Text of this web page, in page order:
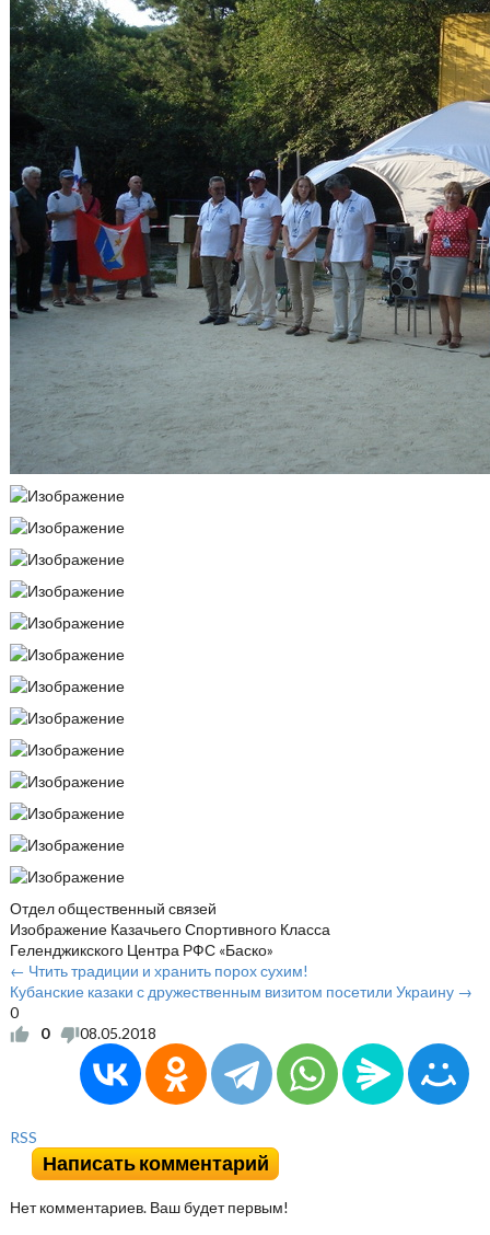
Отдел общественный связей
ИзображениеКазачьего Спортивного Класса
Геленджикского Центра РФС «Баско»
← Чтить традиции и хранить порох сухим!
Кубанские казаки с дружественным визитом посетили Украину →
0
0
08.05.2018
RSS
Написать комментарий
Нет комментариев. Ваш будет первым!